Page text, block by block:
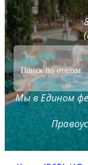
Мы в Едином